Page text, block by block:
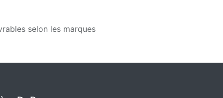
selon les marques